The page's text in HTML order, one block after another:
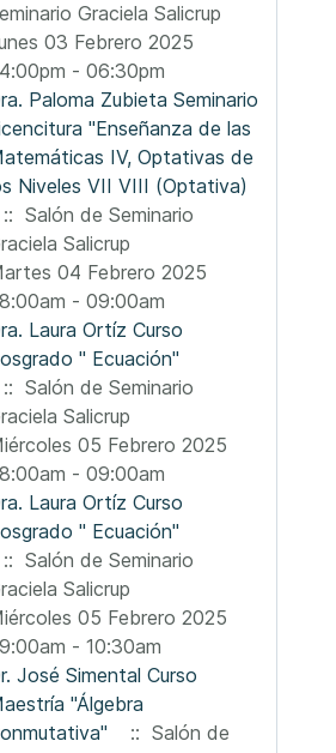
Graciela Salicrup
03 Febrero 2025
- 06:30pm
Paloma Zubieta Seminario
"Enseñanza de las
IV, Optativas de
Niveles VII VIII (Optativa)
:: Salón de Seminario
Salicrup
04 Febrero 2025
- 09:00am
Laura Ortíz Curso
" Ecuación"
:: Salón de Seminario
Salicrup
05 Febrero 2025
- 09:00am
Laura Ortíz Curso
" Ecuación"
:: Salón de Seminario
Salicrup
05 Febrero 2025
- 10:30am
José Simental Curso
"Álgebra
:: Salón de